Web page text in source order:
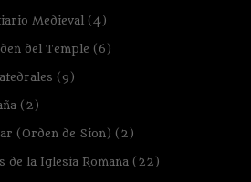
Medieval(4)
del Temple (6)
(9)
(2)
(Orden de Sion) (2)
de la Iglesia Romana(22)